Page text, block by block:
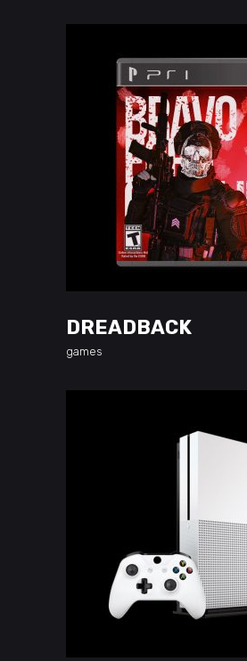
ADD TO CART
DREADBACK
games